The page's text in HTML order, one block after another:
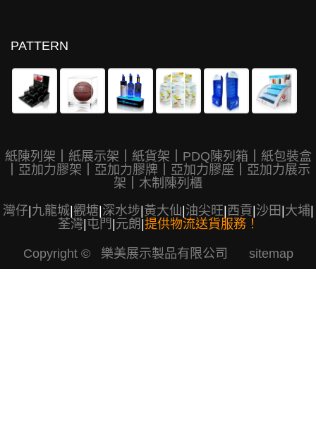
PATTERN
紙陳列架 紙展示架 紙貨架 PDQ陳列箱
紙包裝盒
亞加力膠架 亞加力膠牌 亞加力膠座
亞加力展示
架
木制陳列櫃
灣仔| 九龍城| 觀塘 深水埗| 黃大仙 油尖旺 西貢 沙田 大埔|
荃灣 屯門 元朗 提供物流送貨服務！
Copyright © 樂美展示製品有限公司 sitemap